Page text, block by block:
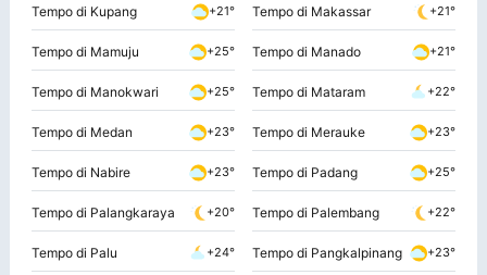
Tempo di Kupang +21° Tempo di Makassar +21°
Tempo di Mamuju +25° Tempo di Manado +21°
Tempo di Manokwari +25° Tempo di Mataram +22°
Tempo di Medan +23° Tempo di Merauke +23°
Tempo di Nabire +23° Tempo di Padang +25°
Tempo di Palangkaraya +20° Tempo di Palembang +22°
Tempo di Palu +24° Tempo di Pangkalpinang +23°